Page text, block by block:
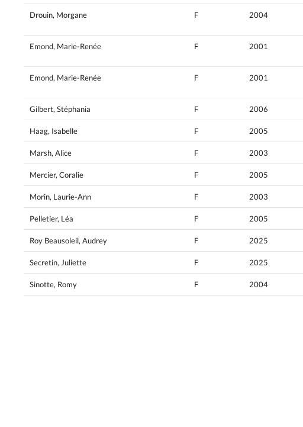
Drouin, Morgane F 2004
Emond, Marie-Renée F 2001
Emond, Marie-Renée F 2001
Gilbert, Stéphania F 2006
Haag, Isabelle F 2005
Marsh, Alice F 2003
Mercier, Coralie F 2005
Morin, Laurie-Ann F 2003
Pelletier, Léa F 2005
Roy Beausoleil, Audrey F 2025
Secretin, Juliette F 2025
Sinotte, Romy F 2004